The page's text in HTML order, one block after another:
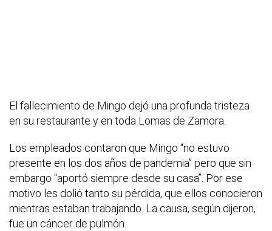
El fallecimiento de Mingo dejó una profunda tristeza
en su restaurante y en toda Lomas de Zamora.
Los empleados contaron que Mingo “no estuvo
presente en los dos años de pandemia” pero que sin
embargo “aportó siempre desde su casa”. Por ese
motivo les dolió tanto su pérdida, que ellos conocieron
mientras estaban trabajando. La causa, según dijeron,
fue un cáncer de pulmón.